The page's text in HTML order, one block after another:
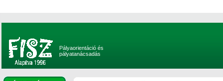
Pályaorientáció és
pályatanácsadás